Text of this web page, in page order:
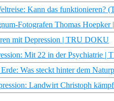
Kann das funktionieren?
Fotografen Thomas
mit Depression | TRU DOKU
Mit 22 in der Psychiatrie |
Was steckt hinter dem
Landwirt Christoph